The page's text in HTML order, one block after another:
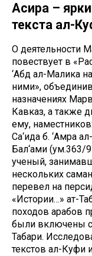
Асира –
текста ал-
О деятельности
повествует в
‘Абд ал-Малика
ними»,
назначениях
Кавказ, а также
ему,
Са‘ида б. ‘Амра
Бал‘ами (ум.363/
ученый,
нескольких
перевел на
«Истории…» ат-
походов арабов
были включены
Табари.
текстов ал-Куфи